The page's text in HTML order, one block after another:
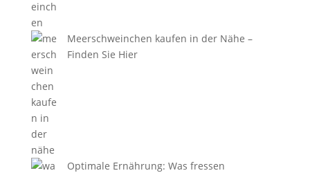
Meerschweinchen kaufen in der Nähe –
Finden Sie Hier
Optimale Ernährung: Was fressen